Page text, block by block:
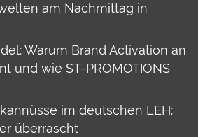
am Nachmittag in
Warum Brand Activation an
und wie ST-PROMOTIONS
im deutschen LEH:
überrascht